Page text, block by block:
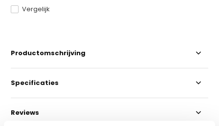
Vergelijk
Productomschrijving
Specificaties
Reviews